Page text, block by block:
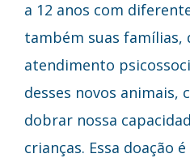
a 12 anos com
também suas famílias,
atendimento
desses novos animais,
dobrar nossa
crianças. Essa doação